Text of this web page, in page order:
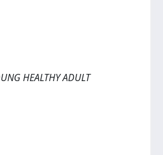
HEALTHY ADULT